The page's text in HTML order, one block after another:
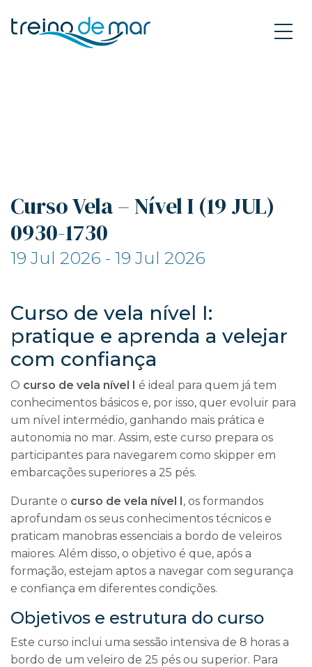
Curso Vela – Nível I (19 JUL)
0930-1730
19 Jul 2026 - 19 Jul 2026
Curso de vela nível I:
pratique e aprenda a velejar
com confiança
O curso de vela nível I é ideal para quem já tem
conhecimentos básicos e, por isso, quer evoluir para
um nível intermédio, ganhando mais prática e
autonomia no mar. Assim, este curso prepara os
participantes para navegarem como skipper em
embarcações superiores a 25 pés.
Durante o curso de vela nível I, os formandos
aprofundam os seus conhecimentos técnicos e
praticam manobras essenciais a bordo de veleiros
maiores. Além disso, o objetivo é que, após a
formação, estejam aptos a navegar com segurança
e confiança em diferentes condições.
Objetivos e estrutura do curso
Este curso inclui uma sessão intensiva de 8 horas a
bordo de um veleiro de 25 pés ou superior. Para